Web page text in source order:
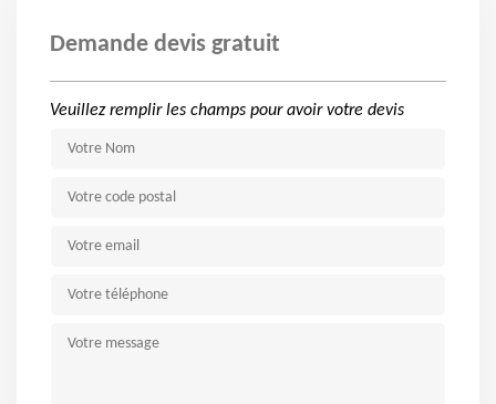
Demande devis gratuit
Veuillez remplir les champs pour avoir votre devis